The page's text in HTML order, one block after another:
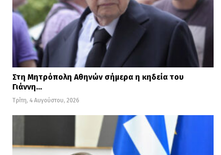
Στη Μητρόπολη Αθηνών σήμερα η κηδεία του
Γιάννη…
Τρίτη, 4 Αυγούστου, 2026